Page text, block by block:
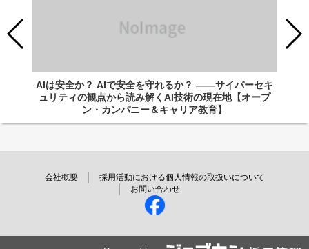
AIは安全か？ AIで安全を守れるか？ ――サイバーセキ
ュリティの観点から読み解くAI技術の現在地【オープ
ン・カンパニー＆キャリア教育】
会社概要
採用活動における個人情報の取扱いについて
お問い合わせ